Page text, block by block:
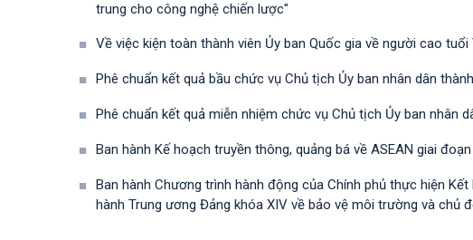
trung cho công nghệ chiến lược"
Về việc kiện toàn thành viên Ủy ban Quốc gia về người cao tuổi
Phê chuẩn kết quả bầu chức vụ Chủ tịch Ủy ban nhân dân
Phê chuẩn kết quả miễn nhiệm chức vụ Chủ tịch Ủy ban nhân
Ban hành Kế hoạch truyền thông, quảng bá về ASEAN giai
Ban hành Chương trình hành động của Chính phủ thực hiện
hành Trung ương Đảng khóa XIV về bảo vệ môi trường và chủ